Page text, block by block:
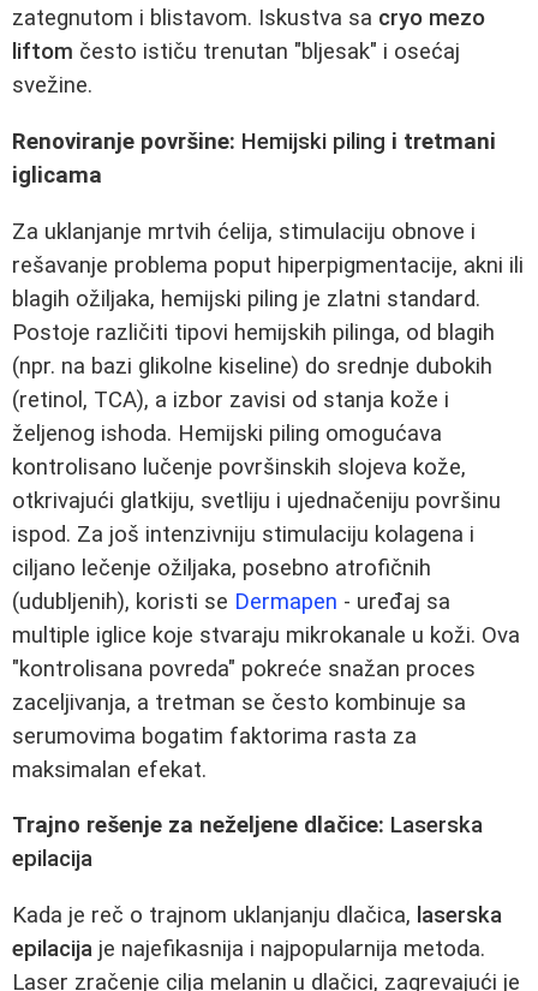
zategnutom i blistavom. Iskustva sa cryo mezo
liftom često ističu trenutan "bljesak" i osećaj
svežine.
Renoviranje površine: Hemijski piling i tretmani
iglicama
Za uklanjanje mrtvih ćelija, stimulaciju obnove i
rešavanje problema poput hiperpigmentacije, akni ili
blagih ožiljaka, hemijski piling je zlatni standard.
Postoje različiti tipovi hemijskih pilinga, od blagih
(npr. na bazi glikolne kiseline) do srednje dubokih
(retinol, TCA), a izbor zavisi od stanja kože i
željenog ishoda. Hemijski piling omogućava
kontrolisano lučenje površinskih slojeva kože,
otkrivajući glatkiju, svetliju i ujednačeniju površinu
ispod. Za još intenzivniju stimulaciju kolagena i
ciljano lečenje ožiljaka, posebno atrofičnih
(udubljenih), koristi se Dermapen - uređaj sa
multiple iglice koje stvaraju mikrokanale u koži. Ova
"kontrolisana povreda" pokreće snažan proces
zaceljivanja, a tretman se često kombinuje sa
serumovima bogatim faktorima rasta za
maksimalan efekat.
Trajno rešenje za neželjene dlačice: Laserska
epilacija
Kada je reč o trajnom uklanjanju dlačica, laserska
epilacija je najefikasnija i najpopularnija metoda.
Laser zračenje cilja melanin u dlačici, zagrevajući je